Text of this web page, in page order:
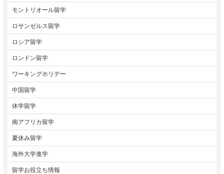
モントリオール留学
ロサンゼルス留学
ロシア留学
ロンドン留学
ワーキングホリデー
中国留学
休学留学
南アフリカ留学
夏休み留学
海外大学進学
留学お役立ち情報